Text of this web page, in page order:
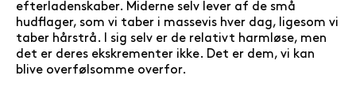
efterladenskaber. Miderne selv lever af de små
hudflager, som vi taber i massevis hver dag, ligesom vi
taber hårstrå. I sig selv er de relativt harmløse, men
det er deres ekskrementer ikke. Det er dem, vi kan
blive overfølsomme overfor.